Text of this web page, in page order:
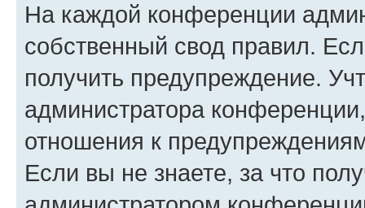
На каждой конференции
собственный свод правил.
получить предупреждение.
администратора
отношения к
Если вы не знаете, за что